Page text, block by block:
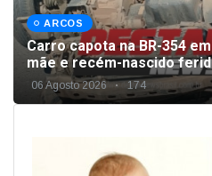
ARCOS
Carro capota na BR-354
mãe e recém-nascido
06 Agosto 2026 174